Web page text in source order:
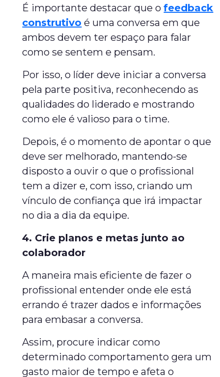
É importante destacar que ofeedback
construtivo é uma conversa em que
ambos devem ter espaço para falar
como se sentem e pensam.
Por isso, o líder deve iniciar a conversa
pela parte positiva, reconhecendo as
qualidades do liderado e mostrando
como ele é valioso para o time.
Depois, é o momento de apontar o que
deve ser melhorado, mantendo-se
disposto a ouvir o que o profissional
tem a dizer e, com isso, criando um
vínculo de confiança que irá impactar
no dia a dia da equipe.
4. Crie planos e metas junto ao
colaborador
A maneira mais eficiente de fazer o
profissional entender onde ele está
errando é trazer dados e informações
para embasar a conversa.
Assim, procure indicar como
determinado comportamento gera um
gasto maior de tempo e afeta o